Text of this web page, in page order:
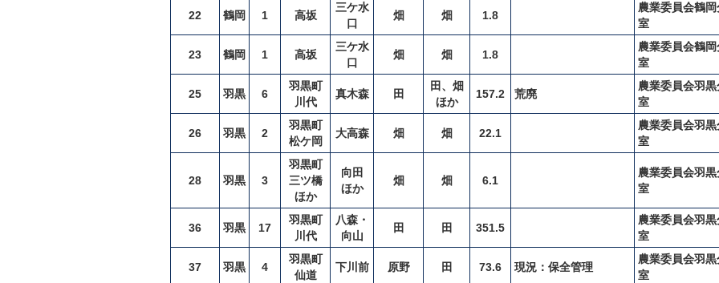
22 鶴岡 1 高坂
三ケ水
口
畑 畑 1.8
農業委員会鶴岡
室
23 鶴岡 1 高坂
三ケ水
口
畑 畑 1.8
農業委員会鶴岡
室
25 羽黒 6
羽黒町
川代
真木森 田
田、畑
ほか
157.2 荒廃
農業委員会羽黒
室
26 羽黒 2
羽黒町
松ケ岡
大高森 畑 畑 22.1
農業委員会羽黒
室
28 羽黒 3
羽黒町
三ツ橋
ほか
向田
ほか
畑 畑 6.1
農業委員会羽黒
室
36 羽黒 17
羽黒町
川代
八森・
向山
田 田 351.5
農業委員会羽黒
室
37 羽黒 4
羽黒町
仙道
下川前 原野 田 73.6 現況：保全管理
農業委員会羽黒
室